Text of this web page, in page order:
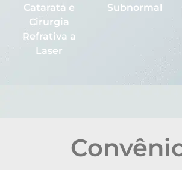
Catarata e
Cirurgia
Refrativa a
Laser
Subnormal